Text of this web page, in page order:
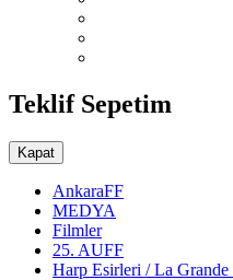
Teklif Sepetim
Kapat
AnkaraFF
MEDYA
Filmler
25. AUFF
Harp Esirleri / La